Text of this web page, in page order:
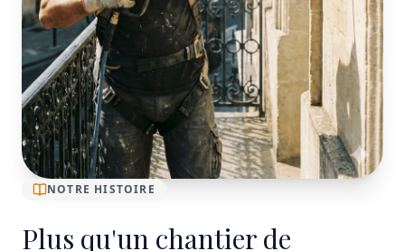
NOTRE HISTOIRE
Plus qu'un chantier de